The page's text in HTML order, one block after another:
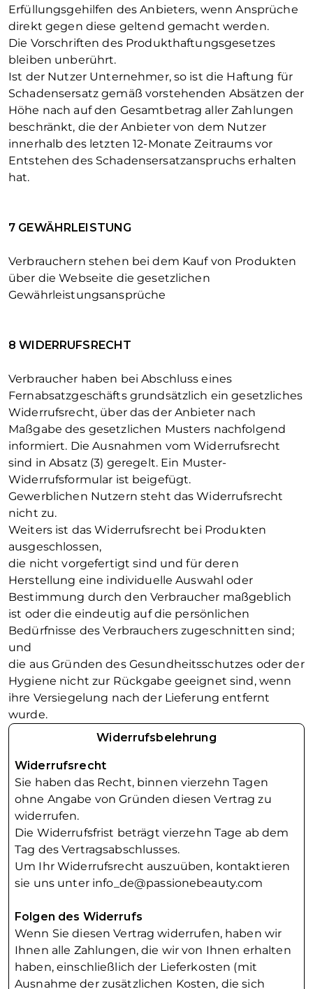
Erfüllungsgehilfen des Anbieters, wenn Ansprüche
direkt gegen diese geltend gemacht werden.
Die Vorschriften des Produkthaftungsgesetzes
bleiben unberührt.
Ist der Nutzer Unternehmer, so ist die Haftung für
Schadensersatz gemäß vorstehenden Absätzen der
Höhe nach auf den Gesamtbetrag aller Zahlungen
beschränkt, die der Anbieter von dem Nutzer
innerhalb des letzten 12-Monate Zeitraums vor
Entstehen des Schadensersatzanspruchs erhalten
hat.
7 GEWÄHRLEISTUNG
Verbrauchern stehen bei dem Kauf von Produkten
über die Webseite die gesetzlichen
Gewährleistungsansprüche
8 WIDERRUFSRECHT
Verbraucher haben bei Abschluss eines
Fernabsatzgeschäfts grundsätzlich ein gesetzliches
Widerrufsrecht, über das der Anbieter nach
Maßgabe des gesetzlichen Musters nachfolgend
informiert. Die Ausnahmen vom Widerrufsrecht
sind in Absatz (3) geregelt. Ein Muster-
Widerrufsformular ist beigefügt.
Gewerblichen Nutzern steht das Widerrufsrecht
nicht zu.
Weiters ist das Widerrufsrecht bei Produkten
ausgeschlossen,
die nicht vorgefertigt sind und für deren
Herstellung eine individuelle Auswahl oder
Bestimmung durch den Verbraucher maßgeblich
ist oder die eindeutig auf die persönlichen
Bedürfnisse des Verbrauchers zugeschnitten sind;
und
die aus Gründen des Gesundheitsschutzes oder der
Hygiene nicht zur Rückgabe geeignet sind, wenn
ihre Versiegelung nach der Lieferung entfernt
wurde.
Widerrufsbelehrung
Widerrufsrecht
Sie haben das Recht, binnen vierzehn Tagen
ohne Angabe von Gründen diesen Vertrag zu
widerrufen.
Die Widerrufsfrist beträgt vierzehn Tage ab dem
Tag des Vertragsabschlusses.
Um Ihr Widerrufsrecht auszuüben, kontaktieren
sie uns unter info_de@passionebeauty.com
Folgen des Widerrufs
Wenn Sie diesen Vertrag widerrufen, haben wir
Ihnen alle Zahlungen, die wir von Ihnen erhalten
haben, einschließlich der Lieferkosten (mit
Ausnahme der zusätzlichen Kosten, die sich